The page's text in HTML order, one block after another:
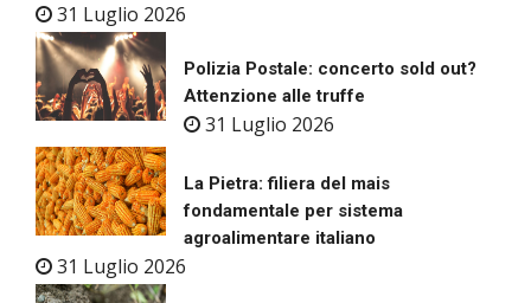
31 Luglio 2026
Polizia Postale: concerto sold out?
Attenzione alle truffe
31 Luglio 2026
La Pietra: filiera del mais
fondamentale per sistema
agroalimentare italiano
31 Luglio 2026